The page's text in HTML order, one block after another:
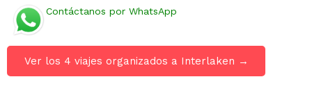
Contáctanos por WhatsApp
Ver los 4 viajes organizados a Interlaken →